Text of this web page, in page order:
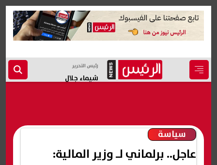
رئيس التحرير
شيماء جلال
سياسة
عاجل.. برلماني لـ وزير المالية: